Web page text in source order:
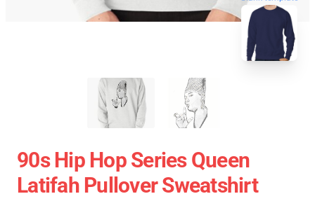
90s Hip Hop Series Queen
Latifah Pullover Sweatshirt